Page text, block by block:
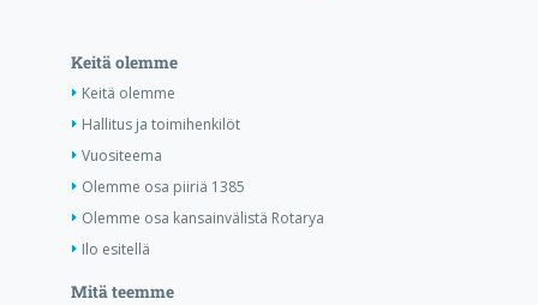
Keitä olemme
Keitä olemme
Hallitus ja toimihenkilöt
Vuositeema
Olemme osa piiriä 1385
Olemme osa kansainvälistä Rotarya
Ilo esitellä
Mitä teemme